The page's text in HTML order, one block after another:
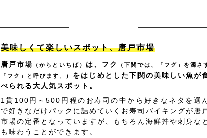
美味しくて楽しいスポット、唐戸市場
唐戸市場 （からといちば） は、フク
（下関では、「フグ」を濁さ
「フク」と呼びます。） をはじめとした下関の美味しい魚が
べられる大人気スポット。
1貫100円～500円程のお寿司の中から好きなネタを選
で好きなだけパックに詰めていくお寿司バイキングが唐
市場の定番となっていますが、もちろん海鮮丼や刺身な
も味わうことができます。